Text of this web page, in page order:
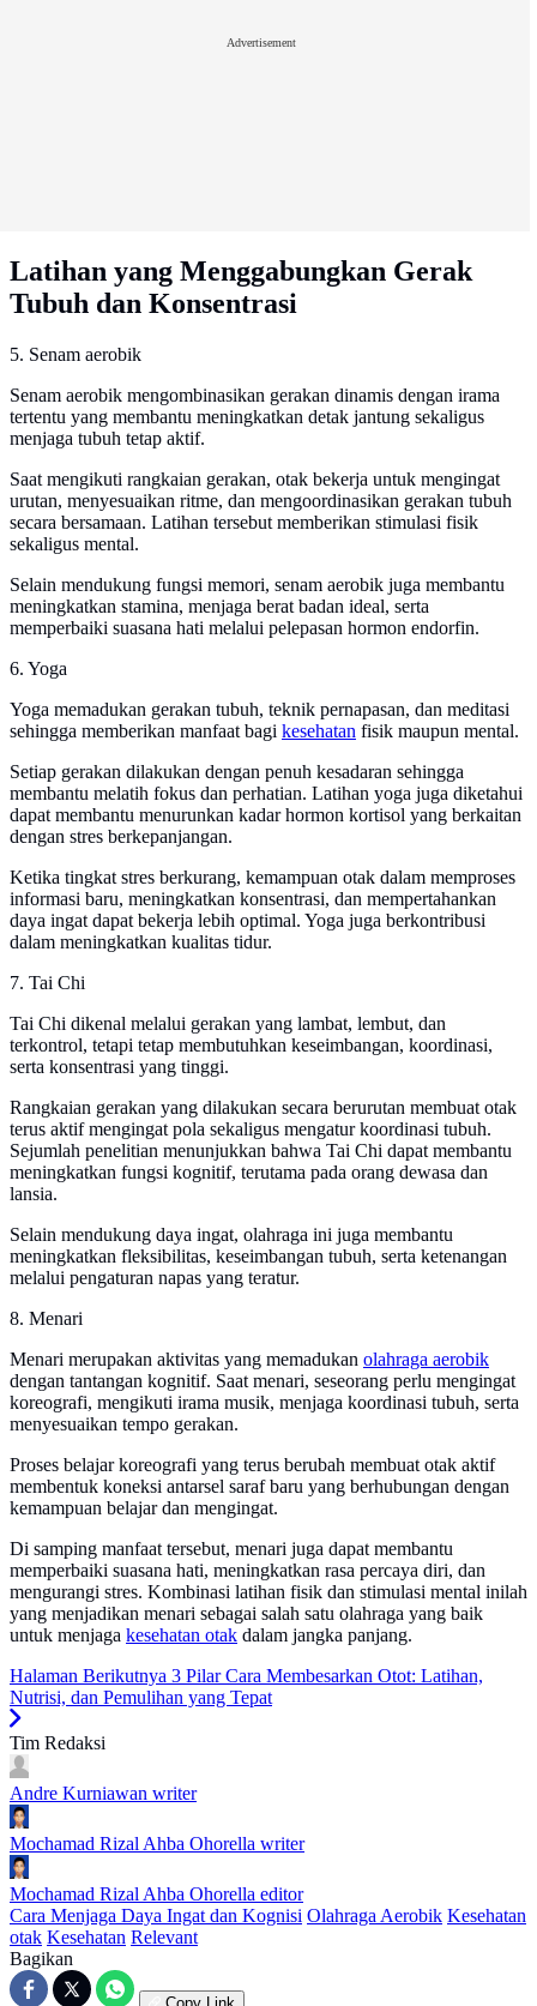
Advertisement
Latihan yang Menggabungkan Gerak
Tubuh dan Konsentrasi
5. Senam aerobik
Senam aerobik mengombinasikan gerakan dinamis dengan irama
tertentu yang membantu meningkatkan detak jantung sekaligus
menjaga tubuh tetap aktif.
Saat mengikuti rangkaian gerakan, otak bekerja untuk mengingat
urutan, menyesuaikan ritme, dan mengoordinasikan gerakan tubuh
secara bersamaan. Latihan tersebut memberikan stimulasi fisik
sekaligus mental.
Selain mendukung fungsi memori, senam aerobik juga membantu
meningkatkan stamina, menjaga berat badan ideal, serta
memperbaiki suasana hati melalui pelepasan hormon endorfin.
6. Yoga
Yoga memadukan gerakan tubuh, teknik pernapasan, dan meditasi
sehingga memberikan manfaat bagi kesehatan fisik maupun mental.
Setiap gerakan dilakukan dengan penuh kesadaran sehingga
membantu melatih fokus dan perhatian. Latihan yoga juga diketahui
dapat membantu menurunkan kadar hormon kortisol yang berkaitan
dengan stres berkepanjangan.
Ketika tingkat stres berkurang, kemampuan otak dalam memproses
informasi baru, meningkatkan konsentrasi, dan mempertahankan
daya ingat dapat bekerja lebih optimal. Yoga juga berkontribusi
dalam meningkatkan kualitas tidur.
7. Tai Chi
Tai Chi dikenal melalui gerakan yang lambat, lembut, dan
terkontrol, tetapi tetap membutuhkan keseimbangan, koordinasi,
serta konsentrasi yang tinggi.
Rangkaian gerakan yang dilakukan secara berurutan membuat otak
terus aktif mengingat pola sekaligus mengatur koordinasi tubuh.
Sejumlah penelitian menunjukkan bahwa Tai Chi dapat membantu
meningkatkan fungsi kognitif, terutama pada orang dewasa dan
lansia.
Selain mendukung daya ingat, olahraga ini juga membantu
meningkatkan fleksibilitas, keseimbangan tubuh, serta ketenangan
melalui pengaturan napas yang teratur.
8. Menari
Menari merupakan aktivitas yang memadukan olahraga aerobik
dengan tantangan kognitif. Saat menari, seseorang perlu mengingat
koreografi, mengikuti irama musik, menjaga koordinasi tubuh, serta
menyesuaikan tempo gerakan.
Proses belajar koreografi yang terus berubah membuat otak aktif
membentuk koneksi antarsel saraf baru yang berhubungan dengan
kemampuan belajar dan mengingat.
Di samping manfaat tersebut, menari juga dapat membantu
memperbaiki suasana hati, meningkatkan rasa percaya diri, dan
mengurangi stres. Kombinasi latihan fisik dan stimulasi mental inilah
yang menjadikan menari sebagai salah satu olahraga yang baik
untuk menjaga kesehatan otak dalam jangka panjang.
Halaman Berikutnya 3 Pilar Cara Membesarkan Otot: Latihan,
Nutrisi, dan Pemulihan yang Tepat
Tim Redaksi
Andre Kurniawan writer
Mochamad Rizal Ahba Ohorella writer
Mochamad Rizal Ahba Ohorella editor
Cara Menjaga Daya Ingat dan Kognisi Olahraga Aerobik Kesehatan
otak Kesehatan Relevant
Bagikan